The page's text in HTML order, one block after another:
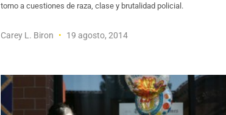
torno a cuestiones de raza, clase y brutalidad policial.
Carey L. Biron 19 agosto, 2014